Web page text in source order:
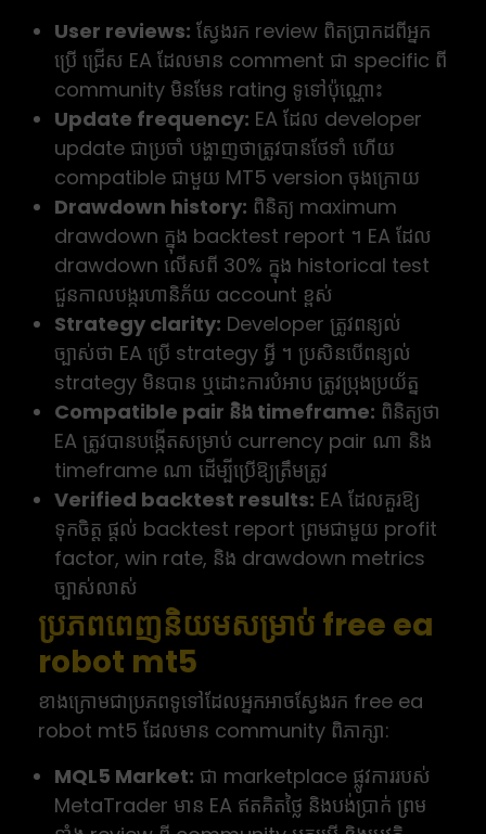
User reviews: ស្វែងរក review ពិតប្រាកដពីអ្នក
ប្រើ ជ្រើស EA ដែលមាន comment ជា specific ពី
community មិនមែន rating ទូទៅប៉ុណ្ណោះ
Update frequency: EA ដែល developer
update ជាប្រចាំ បង្ហាញថាត្រូវបានថែទាំ ហើយ
compatible ជាមួយ MT5 version ចុងក្រោយ
Drawdown history: ពិនិត្យ maximum
drawdown ក្នុង backtest report ។ EA ដែល
drawdown លើសពី 30% ក្នុង historical test
ជួនកាលបង្ករហានិភ័យ account ខ្ពស់
Strategy clarity: Developer ត្រូវពន្យល់
ច្បាស់ថា EA ប្រើ strategy អ្វី ។ ប្រសិនបើពន្យល់
strategy មិនបាន ឬដោះការបំអាប ត្រូវប្រុងប្រយ័ត្ន
Compatible pair និង timeframe: ពិនិត្យថា
EA ត្រូវបានបង្កើតសម្រាប់ currency pair ណា និង
timeframe ណា ដើម្បីប្រើឱ្យត្រឹមត្រូវ
Verified backtest results: EA ដែលគួរឱ្យ
ទុកចិត្ត ផ្តល់ backtest report ព្រមជាមួយ profit
factor, win rate, និង drawdown metrics
ច្បាស់លាស់
ប្រភពពេញនិយមសម្រាប់ free ea
robot mt5
ខាងក្រោមជាប្រភពទូទៅដែលអ្នកអាចស្វែងរក free ea
robot mt5 ដែលមាន community ពិភាក្សា:
MQL5 Market: ជា marketplace ផ្លូវការរបស់
MetaTrader មាន EA ឥតគិតថ្លៃ និងបង់ប្រាក់ ព្រម